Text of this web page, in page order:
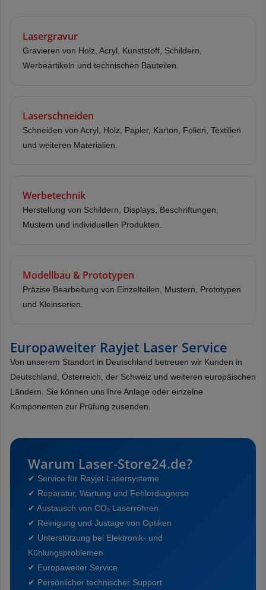
Lasergravur
Gravieren von Holz, Acryl, Kunststoff, Schildern,
Werbeartikeln und technischen Bauteilen.
Laserschneiden
Schneiden von Acryl, Holz, Papier, Karton, Folien, Textilien
und weiteren Materialien.
Werbetechnik
Herstellung von Schildern, Displays, Beschriftungen,
Mustern und individuellen Produkten.
Modellbau & Prototypen
Präzise Bearbeitung von Einzelteilen, Mustern, Prototypen
und Kleinserien.
Europaweiter Rayjet Laser Service
Von unserem Standort in Deutschland betreuen wir Kunden in
Deutschland, Österreich, der Schweiz und weiteren europäischen
Ländern. Sie können uns Ihre Anlage oder einzelne
Komponenten zur Prüfung zusenden.
Warum Laser-Store24.de?
✔ Service für Rayjet Lasersysteme
✔ Reparatur, Wartung und Fehlerdiagnose
✔ Austausch von CO₂ Laserröhren
✔ Reinigung und Justage von Optiken
✔ Unterstützung bei Elektronik- und
Kühlungsproblemen
✔ Europaweiter Service
✔ Persönlicher technischer Support